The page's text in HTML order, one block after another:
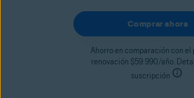
Comprar ahora
Ahorro en comparación con el
renovación $59.990/año.
suscripción